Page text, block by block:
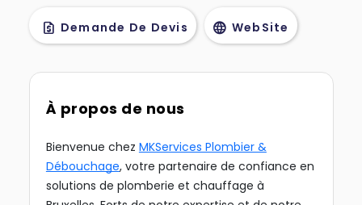
request_quote Demande De Devis language WebSite
À propos de nous
Bienvenue chez MKServices Plombier &
Débouchage, votre partenaire de confiance en
solutions de plomberie et chauffage à